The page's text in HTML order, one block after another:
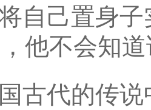
自己置身
他不会知
古代的传